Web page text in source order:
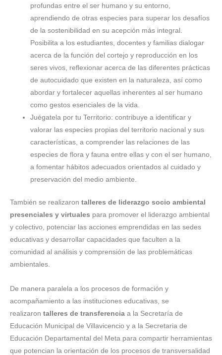
profundas entre el ser humano y su entorno,
aprendiendo de otras especies para superar los desafíos
de la sostenibilidad en su acepción más integral.
Posibilita a los estudiantes, docentes y familias dialogar
acerca de la función del cortejo y reproducción en los
seres vivos, reflexionar acerca de las diferentes prácticas
de autocuidado que existen en la naturaleza, así como
abordar y fortalecer aquellas inherentes al ser humano
como gestos esenciales de la vida.
Juégatela por tu Territorio: contribuye a identificar y
valorar las especies propias del territorio nacional y sus
características, a comprender las relaciones de las
especies de flora y fauna entre ellas y con el ser humano,
a fomentar hábitos adecuados orientados al cuidado y
preservación del medio ambiente.
También se realizaron talleres de liderazgo socio ambiental
presenciales y virtuales para promover el liderazgo ambiental
y colectivo, potenciar las acciones emprendidas en las sedes
educativas y desarrollar capacidades que faculten a la
comunidad al análisis y comprensión de las problemáticas
ambientales.
De manera paralela a los procesos de formación y
acompañamiento a las instituciones educativas, se
realizaron talleres de transferencia a la Secretaría de
Educación Municipal de Villavicencio y a la Secretaria de
Educación Departamental del Meta para compartir herramientas
que potencian la orientación de los procesos de transversalidad